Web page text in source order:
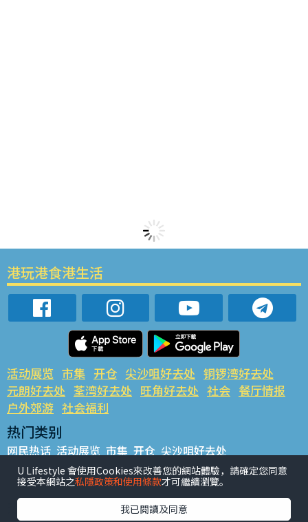
港玩港食港生活
活动展览 市集 开仓 尖沙咀好去处 铜锣湾好去处
元朗好去处 荃湾好去处 旺角好去处 社会 餐厅情报
户外郊游 社会福利
热门类别
网民热话 活动展览 市集 开仓 尖沙咀好去处
铜锣湾好去处 元朗好去处 荃湾好去处 旺角好去处 社会
餐厅情报 户外郊游
热门标签
U Lifestyle 會使用Cookies來改善您的網站體驗，請確定您同意
接受本網站之私隱政策和使用條款才可繼續瀏覽。
我已閱讀及同意